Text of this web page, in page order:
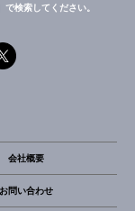
検索してください。
会社概要
お問い合わせ